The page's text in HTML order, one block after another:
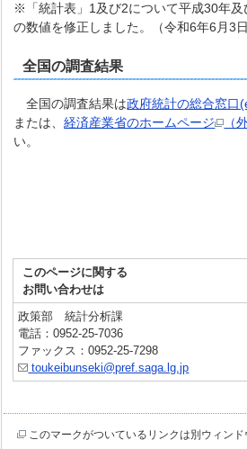
※「統計表」1及び2について平成30年及
の数値を修正しました。（令和6年6月3日
全国の調査結果
全国の調査結果は政府統計の総合窓口
または、経済産業省のホームページ （
い。
このページに関する
お問い合わせは
政策部 統計分析課
電話：0952-25-7036
ファックス：0952-25-7298
toukeibunseki@pref.saga.lg.jp
このマークがついているリンクは別ウィン